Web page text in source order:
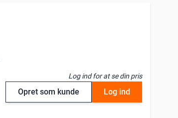
Log ind for at se din pris
Opret som kunde Log ind